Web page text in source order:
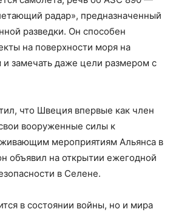
радар», предназначенный
разведки. Он способен
на поверхности моря на
и замечать даже цели размером с
что Швеция впервые как член
вооруженные силы к
мероприятиям Альянса в
объявил на открытии ежегодной
в Селене.
в состоянии войны, но и мира